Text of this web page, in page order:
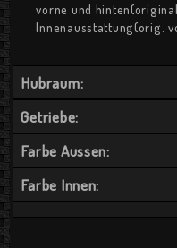
vorne und
Innenausstattung(orig.
Hubraum:
Getriebe:
Farbe Aussen:
Farbe Innen: